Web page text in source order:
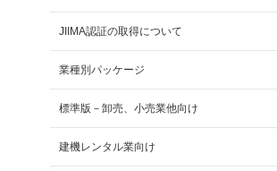
JIIMA認証の取得について
業種別パッケージ
標準版－卸売、小売業他向け
建機レンタル業向け